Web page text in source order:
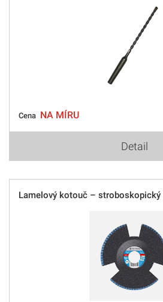
Cena NA MÍRU
Detail
Lamelový kotouč – stroboskopický